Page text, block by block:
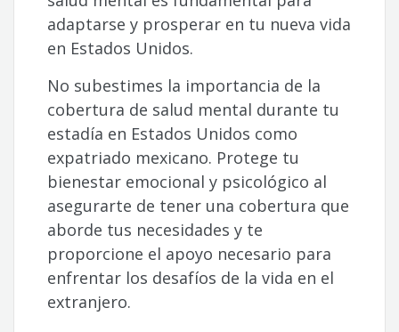
adaptarse y prosperar en tu nueva vida
en Estados Unidos.
No subestimes la importancia de la
cobertura de salud mental durante tu
estadía en Estados Unidos como
expatriado mexicano. Protege tu
bienestar emocional y psicológico al
asegurarte de tener una cobertura que
aborde tus necesidades y te
proporcione el apoyo necesario para
enfrentar los desafíos de la vida en el
extranjero.